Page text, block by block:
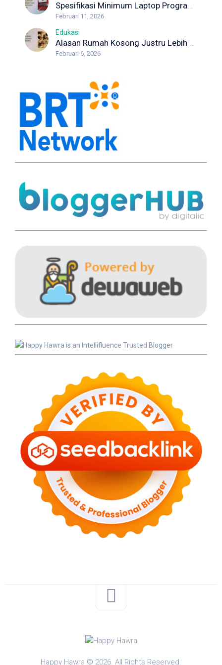
Spesifikasi Minimum Laptop Programmer yang Wajib Diketahui Developer
Februari 11, 2026
Edukasi
Alasan Rumah Kosong Justru Lebih Berisiko Rayap
Februari 6, 2026
Happy Hawra © 2026. All Rights Reserved.